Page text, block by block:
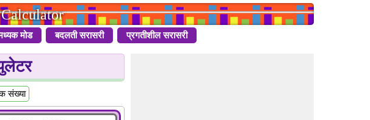
मोड बदलती सरासरी प्रगतीशील सरासरी
संख्या